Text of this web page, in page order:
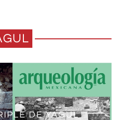
DE YAGUL
OAXACA